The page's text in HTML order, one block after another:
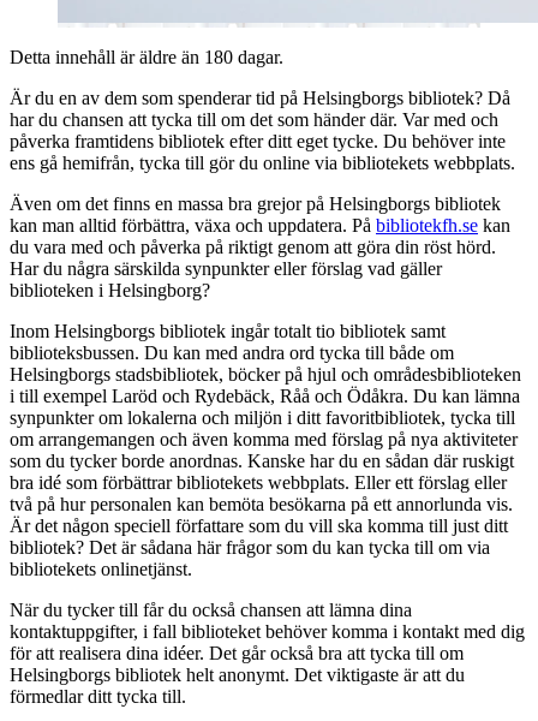
Detta innehåll är äldre än 180 dagar.
Är du en av dem som spenderar tid på Helsingborgs bibliotek? Då
har du chansen att tycka till om det som händer där. Var med och
påverka framtidens bibliotek efter ditt eget tycke. Du behöver inte
ens gå hemifrån, tycka till gör du online via bibliotekets webbplats.
Även om det finns en massa bra grejor på Helsingborgs bibliotek
kan man alltid förbättra, växa och uppdatera. På bibliotekfh.se kan
du vara med och påverka på riktigt genom att göra din röst hörd.
Har du några särskilda synpunkter eller förslag vad gäller
biblioteken i Helsingborg?
Inom Helsingborgs bibliotek ingår totalt tio bibliotek samt
biblioteksbussen. Du kan med andra ord tycka till både om
Helsingborgs stadsbibliotek, böcker på hjul och områdesbiblioteken
i till exempel Laröd och Rydebäck, Råå och Ödåkra. Du kan lämna
synpunkter om lokalerna och miljön i ditt favoritbibliotek, tycka till
om arrangemangen och även komma med förslag på nya aktiviteter
som du tycker borde anordnas. Kanske har du en sådan där ruskigt
bra idé som förbättrar bibliotekets webbplats. Eller ett förslag eller
två på hur personalen kan bemöta besökarna på ett annorlunda vis.
Är det någon speciell författare som du vill ska komma till just ditt
bibliotek? Det är sådana här frågor som du kan tycka till om via
bibliotekets onlinetjänst.
När du tycker till får du också chansen att lämna dina
kontaktuppgifter, i fall biblioteket behöver komma i kontakt med dig
för att realisera dina idéer. Det går också bra att tycka till om
Helsingborgs bibliotek helt anonymt. Det viktigaste är att du
förmedlar ditt tycka till.